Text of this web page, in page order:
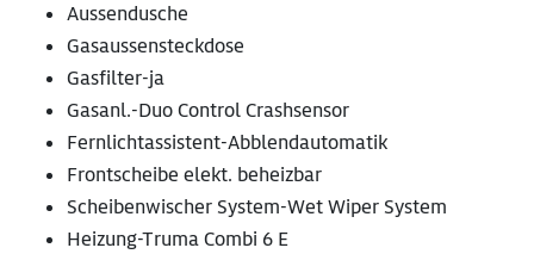
Aussendusche
Gasaussensteckdose
Gasfilter-ja
Gasanl.-Duo Control Crashsensor
Fernlichtassistent-Abblendautomatik
Frontscheibe elekt. beheizbar
Scheibenwischer System-Wet Wiper System
Heizung-Truma Combi 6 E